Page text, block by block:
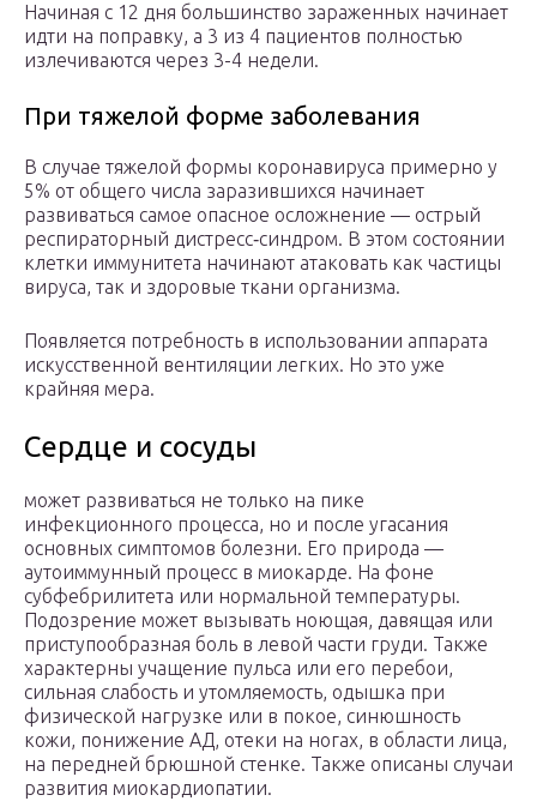
Начиная с 12 дня большинство зараженных начинает
идти на поправку, а 3 из 4 пациентов полностью
излечиваются через 3-4 недели.
При тяжелой форме заболевания
В случае тяжелой формы коронавируса примерно у
5% от общего числа заразившихся начинает
развиваться самое опасное осложнение — острый
респираторный дистресс‑синдром. В этом состоянии
клетки иммунитета начинают атаковать как частицы
вируса, так и здоровые ткани организма.
Появляется потребность в использовании аппарата
искусственной вентиляции легких. Но это уже
крайняя мера.
Сердце и сосуды
может развиваться не только на пике
инфекционного процесса, но и после угасания
основных симптомов болезни. Его природа —
аутоиммунный процесс в миокарде. На фоне
субфебрилитета или нормальной температуры.
Подозрение может вызывать ноющая, давящая или
приступообразная боль в левой части груди. Также
характерны учащение пульса или его перебои,
сильная слабость и утомляемость, одышка при
физической нагрузке или в покое, синюшность
кожи, понижение АД, отеки на ногах, в области лица,
на передней брюшной стенке. Также описаны случаи
развития миокардиопатии.